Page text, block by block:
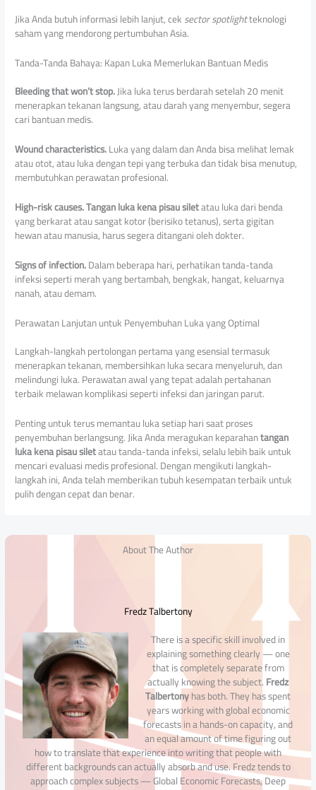
Jika Anda butuh informasi lebih lanjut, ceksector spotlightteknologi
saham yang mendorong pertumbuhan Asia.
Tanda-Tanda Bahaya: Kapan Luka Memerlukan Bantuan Medis
Bleeding that won’t stop.Jika luka terus berdarah setelah 20 menit
menerapkan tekanan langsung, atau darah yang menyembur, segera
cari bantuan medis.
Wound characteristics.Luka yang dalam dan Anda bisa melihat lemak
atau otot, atau luka dengan tepi yang terbuka dan tidak bisa menutup,
membutuhkan perawatan profesional.
High-risk causes.Tangan luka kena pisau siletatau luka dari benda
yang berkarat atau sangat kotor (berisiko tetanus), serta gigitan
hewan atau manusia, harus segera ditangani oleh dokter.
Signs of infection.Dalam beberapa hari, perhatikan tanda-tanda
infeksi seperti merah yang bertambah, bengkak, hangat, keluarnya
nanah, atau demam.
Perawatan Lanjutan untuk Penyembuhan Luka yang Optimal
Langkah-langkah pertolongan pertama yang esensial termasuk
menerapkan tekanan, membersihkan luka secara menyeluruh, dan
melindungi luka. Perawatan awal yang tepat adalah pertahanan
terbaik melawan komplikasi seperti infeksi dan jaringan parut.
Penting untuk terus memantau luka setiap hari saat proses
penyembuhan berlangsung. Jika Anda meragukan keparahantangan
luka kena pisau siletatau tanda-tanda infeksi, selalu lebih baik untuk
mencari evaluasi medis profesional. Dengan mengikuti langkah-
langkah ini, Anda telah memberikan tubuh kesempatan terbaik untuk
pulih dengan cepat dan benar.
About The Author
Fredz Talbertony
There is a specific skill involved in
explaining something clearly — one
that is completely separate from
actually knowing the subject.Fredz
Talbertonyhas both. They has spent
years working with global economic
forecasts in a hands-on capacity, and
an equal amount of time figuring out
how to translate that experience into writing that people with
different backgrounds can actually absorb and use. Fredz tends to
approach complex subjects — Global Economic Forecasts, Deep